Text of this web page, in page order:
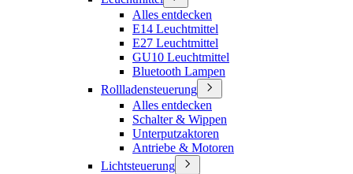
Alles entdecken
E14 Leuchtmittel
E27 Leuchtmittel
GU10 Leuchtmittel
Bluetooth Lampen
Rollladensteuerung
Alles entdecken
Schalter & Wippen
Unterputzaktoren
Antriebe & Motoren
Lichtsteuerung